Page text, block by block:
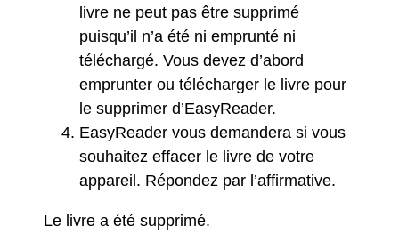
livre ne peut pas être supprimé
puisqu’il n’a été ni emprunté ni
téléchargé. Vous devez d’abord
emprunter ou télécharger le livre pour
le supprimer d’EasyReader.
EasyReader vous demandera si vous
souhaitez effacer le livre de votre
appareil. Répondez par l’affirmative.
Le livre a été supprimé.